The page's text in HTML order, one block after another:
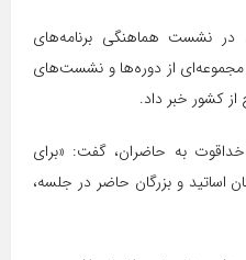
در نشست هماهنگی برنامه‌های
مجموعه‌ای از دوره‌ها و نشست‌های
کشور خبر داد.
به حاضران، گفت: «برای
اساتید و بزرگان حاضر در جلسه،